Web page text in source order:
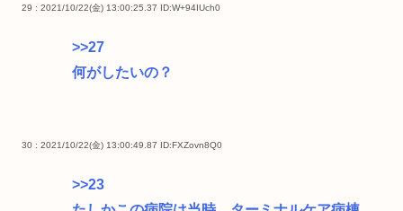
29 : 2021/10/22(金) 13:00:25.37 ID:W+94IUch0
>>27
何がしたいの？
30 : 2021/10/22(金) 13:00:49.87 ID:FXZovn8Q0
>>23